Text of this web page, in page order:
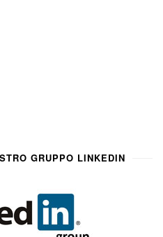
GRUPPO LINKEDIN